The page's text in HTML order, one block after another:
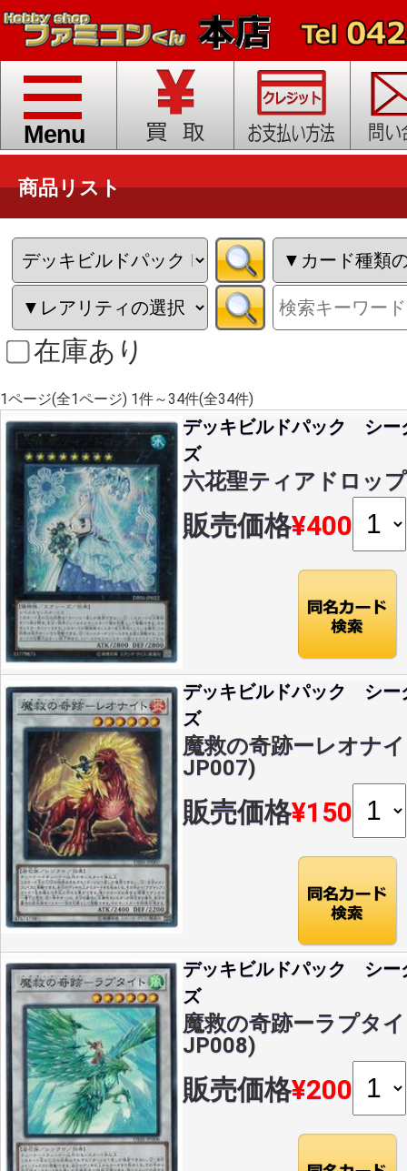
toggle
navigation
Menu
商品リスト
在庫あり
1ページ(全1ページ) 1件～34件(全34件)
デッキビルドパック シー
ズ
六花聖ティアドロッ
販売価格¥400
デッキビルドパック シー
ズ
魔救の奇跡ーレオナ
JP007)
販売価格¥150
デッキビルドパック シー
ズ
魔救の奇跡ーラプタ
JP008)
販売価格¥200